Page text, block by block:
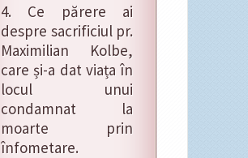
4. Ce părere ai
despre sacrificiul pr.
Maximilian Kolbe,
care și-a dat viața în
locul unui
condamnat la
moarte prin
înfometare.